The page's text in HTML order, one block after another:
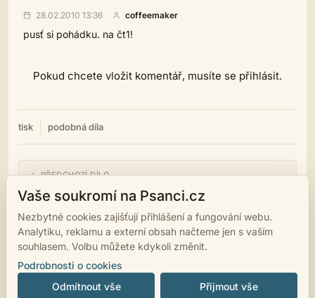
28.02.2010 13:36 coffeemaker
pusť si pohádku. na čt1!
Pokud chcete vložit komentář, musíte se přihlásit.
tisk podobná díla
← PŘEDCHOZÍ DÍLO
Stanice jménem Zapomnění
NÁSLEDUJÍCÍ DÍLO →
Pochod stáda ovcí
Vaše soukromí na Psanci.cz
Nezbytné cookies zajišťují přihlášení a fungování webu.
Analytiku, reklamu a externí obsah načteme jen s vaším
souhlasem. Volbu můžete kdykoli změnit.
Podrobnosti o cookies
Odmítnout vše
Přijmout vše